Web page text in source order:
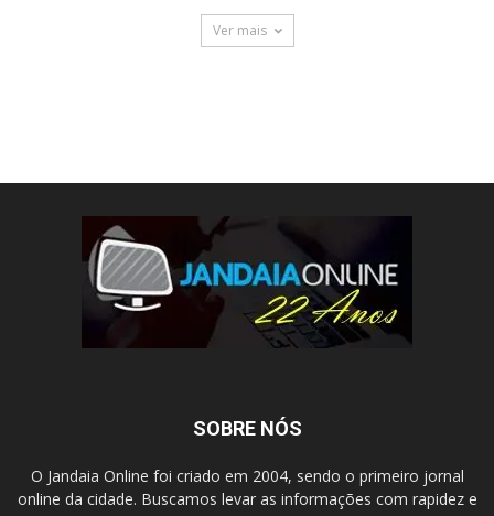
Ver mais
SOBRE NÓS
O Jandaia Online foi criado em 2004, sendo o primeiro jornal
online da cidade. Buscamos levar as informações com rapidez e